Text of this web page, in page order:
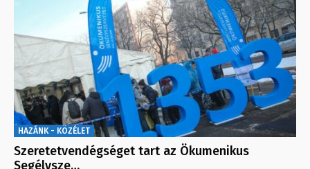
HAZÁNK - KÖZÉLET
Szeretetvendégséget tart az Ökumenikus
Segélysze…